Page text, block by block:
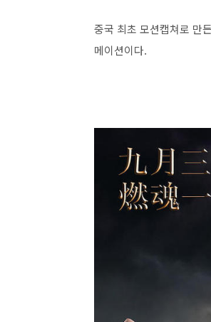
중국 최초 모션캡쳐로 만
메이션이다.